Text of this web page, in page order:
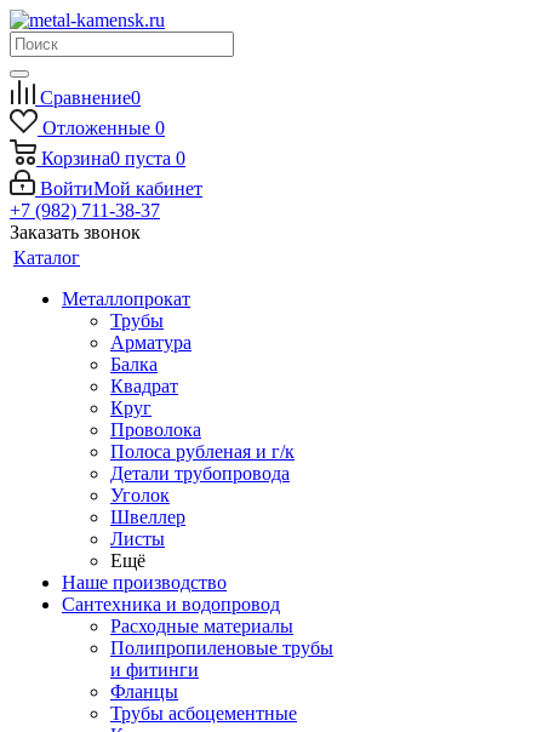
Сравнение0
Отложенные 0
Корзина0 пуста 0
ВойтиМой кабинет
+7 (982) 711-38-37
Заказать звонок
Каталог
Металлопрокат
Трубы
Арматура
Балка
Квадрат
Круг
Проволока
Полоса рубленая и г/к
Детали трубопровода
Уголок
Швеллер
Листы
Ещё
Наше производство
Сантехника и водопровод
Расходные материалы
Полипропиленовые трубы
и фитинги
Фланцы
Трубы асбоцементные